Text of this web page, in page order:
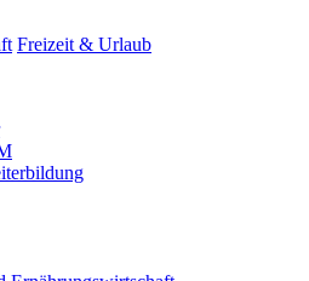
Freizeit & Urlaub